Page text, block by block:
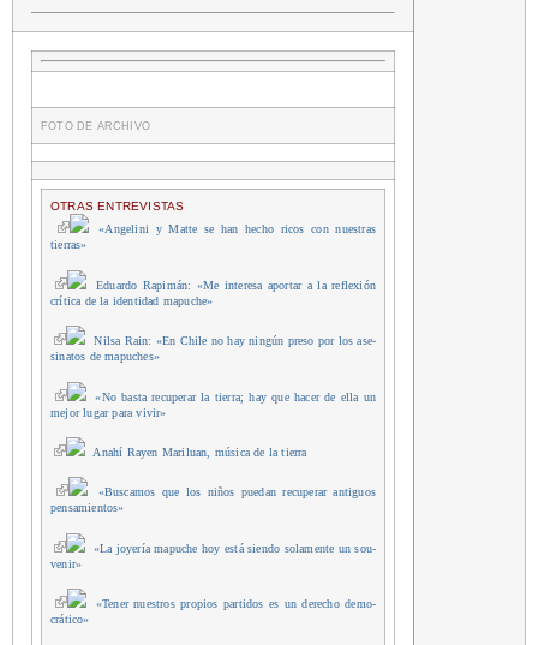
FOTO DE ARCHIVO
OTRAS ENTREVISTAS
«Ange­li­ni y Mat­te se han hecho ricos con nues­tras
tierras»
Eduar­do Rapi­mán: «Me intere­sa apor­tar a la refle­xión
crí­ti­ca de la iden­ti­dad mapuche»
Nil­sa Rain: «En Chi­le no hay nin­gún pre­so por los ase­
si­na­tos de mapuches»
«No bas­ta recu­pe­rar la tie­rra; hay que hacer de ella un
mejor lugar para vivir»
Anahí Rayen Mari­luan, músi­ca de la tierra
«Bus­ca­mos que los niños pue­dan recu­pe­rar anti­guos
pensamientos»
«La joye­ría mapu­che hoy está sien­do sola­men­te un sou­
ve­nir»
«Tener nues­tros pro­pios par­ti­dos es un dere­cho demo­
crá­ti­co»